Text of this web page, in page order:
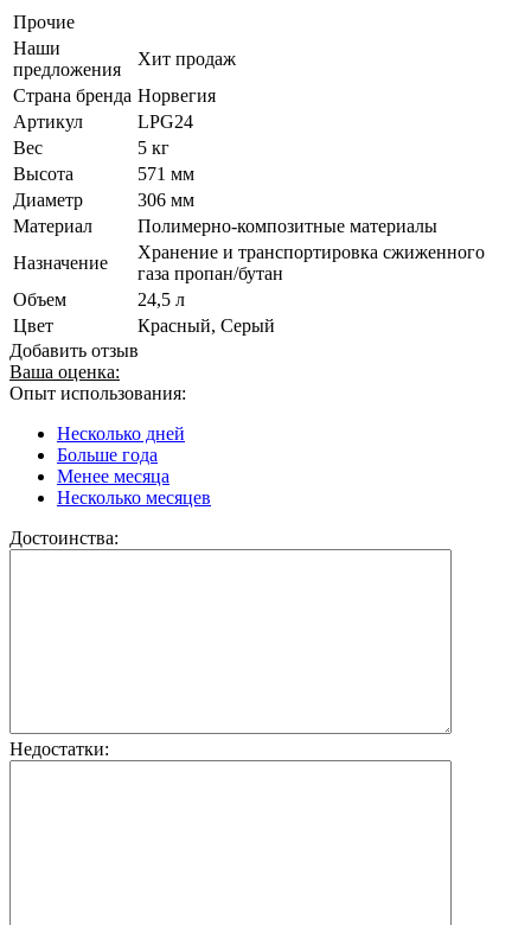
Прочие
Наши
предложения
Хит продаж
Страна бренда Норвегия
Артикул
LPG24
Вес
5 кг
Высота
571 мм
Диаметр
306 мм
Материал
Полимерно-композитные материалы
Назначение
Хранение и транспортировка сжиженного
газа пропан/бутан
Объем
24,5 л
Цвет
Красный, Серый
Добавить отзыв
Ваша оценка:
Опыт использования:
Несколько дней
Больше года
Менее месяца
Несколько месяцев
Достоинства:
Недостатки: